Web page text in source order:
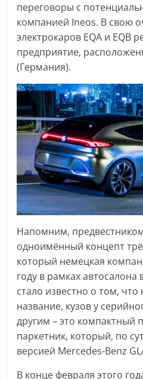
переговоры с
компанией Ineos. В свою
электрокаров EQA и EQB
предприятие,
(Германия).
Напомним,
одноимённый концепт
который немецкая
году в рамках
стало известно о том,
название, кузов у
другим – это компактный
паркетник, который, по
версией Mercedes-Benz
В конце февраля этого